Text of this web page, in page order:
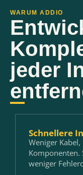
WARUM ADDIO
jeder
Schnellere
Weniger Kabel,
Komponenten.
weniger